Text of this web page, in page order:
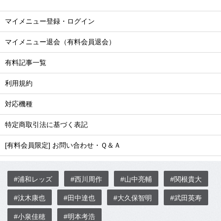
マイメニュー登録・ログイン
マイメニュー退会（有料会員退会）
有料記事一覧
利用規約
対応機種
特定商取引法に基づく表記
[有料会員限定] お問い合わせ・Ｑ＆Ａ
#浦和レッズ #西川周作 #山中亮輔 #関根貴大
#汰木康也 #田中達也 #大久保智明 #武田英寿
#小泉佳穂 #明本考浩